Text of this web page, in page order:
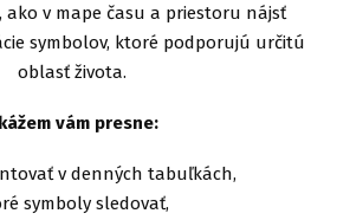
ako v mape času a priestoru nájsť
symbolov, ktoré podporujú určitú
oblasť života.
vám presne:
v denných tabuľkách,
symboly sledovať,